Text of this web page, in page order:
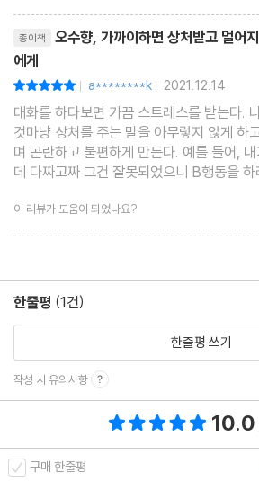
ㆍ무슨 말인지 모르겠어
_ 이해가 안 될 때는 질문해라
ㆍ“미안해”라는 말이 이렇게 힘들 줄이야
_ 사과에도 잘 먹히는 공식이 있다
ㆍ무엇이든 물어보세요
_ 호감을 부르는 세 가지 질문
ㆍ가깝다는 이유로 상처받았을 때
ㆍ투머치토커가 넘치는 세상
관계를 유지하기
종이책
오수향, 가까이하면 상처받고 멀어
에게
| a********k | 2021.12.14
대화를 하다보면 가끔 스트레스를 받는다.
것마냥 상처를 주는 말을 아무렇지 않게 하
며 곤란하고 불편하게 만든다. 예를 들어,
데 다짜고짜 그건 잘못되었으니 B행동을
를 하든 B를 하든 그게 도대체 무슨 상관
힘들게 한다면 나 또한 바꿔야겠지만 그냥
이 리뷰가 도움이 되었나요?
한줄평 (1건)
한줄평 쓰기
작성 시 유의사항
10.0
구매 한줄평